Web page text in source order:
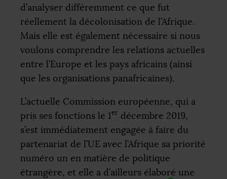
d’analyser différemment ce que fut
réellement la décolonisation de l’Afrique.
Mais elle est également nécessaire si nous
voulons comprendre les relations actuelles
entre l’Europe et les pays africains (ainsi
que les organisations panafricaines).
L’actuelle Commission européenne, qui a
pris ses fonctions le 1er décembre 2019,
s’est immédiatement engagée à faire du
partenariat de l’UE avec l’Afrique sa priorité
numéro un en matière de politique
étrangère, et elle a d’ailleurs élaboré une